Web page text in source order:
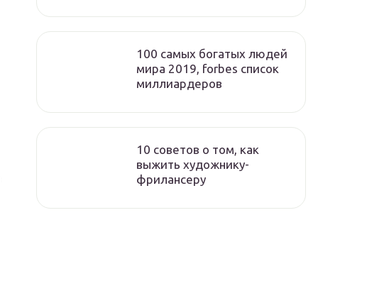
100 самых богатых людей
мира 2019, forbes список
миллиардеров
10 советов о том, как
выжить художнику-
фрилансеру